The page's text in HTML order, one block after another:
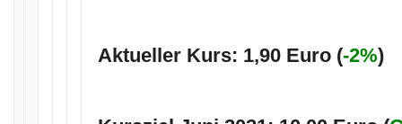
Aktueller Kurs: 1,90 Euro (-2%)